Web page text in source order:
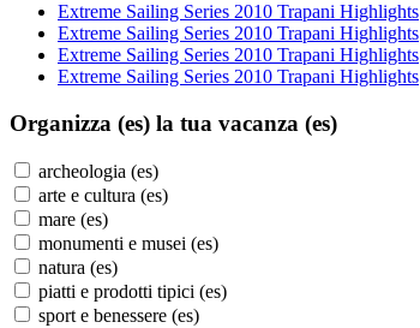
Extreme Sailing Series 2010 Trapani Highlights
Extreme Sailing Series 2010 Trapani Highlights
Extreme Sailing Series 2010 Trapani Highlights
Extreme Sailing Series 2010 Trapani Highlights
Organizza (es) la tua vacanza (es)
archeologia (es)
arte e cultura (es)
mare (es)
monumenti e musei (es)
natura (es)
piatti e prodotti tipici (es)
sport e benessere (es)